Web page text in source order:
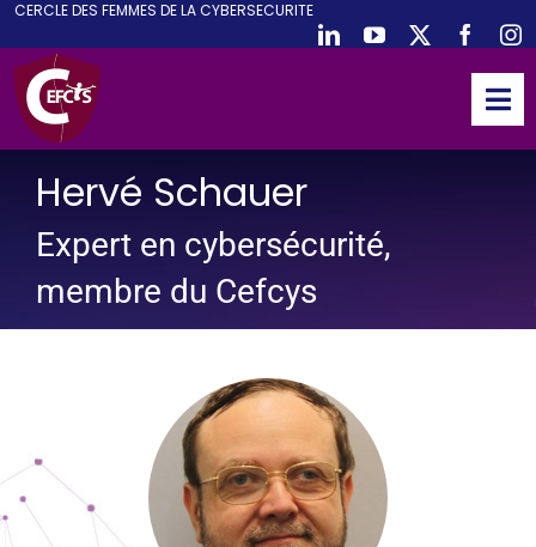
Passer
au
contenu
CERCLE DES FEMMES DE LACYBERSECURITE
ACCUEIL
CEFCYS
ACTIVITES
EVENEMENTS
NOUS REJOINDRE
PARTENAIRES
Hervé Schauer
Expert en cybersécurité,
membre du Cefcys